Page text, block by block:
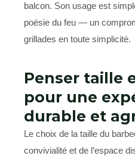
balcon. Son usage est
poésie du feu — un
grillades en toute simplicité.
Penser taille
pour une
durable et
Le choix de la taille du
convivialité et de l’espace